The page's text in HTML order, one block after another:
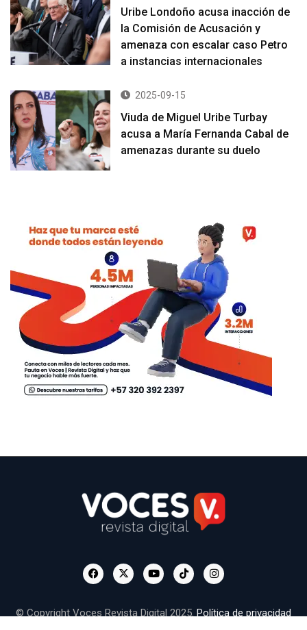
Uribe Londoño acusa inacción de
la Comisión de Acusación y
amenaza con escalar caso Petro
a instancias internacionales
2025-09-15
Viuda de Miguel Uribe Turbay
acusa a María Fernanda Cabal de
amenazas durante su duelo
© Copyright Voces Revista Digital 2025. Política de privacidad